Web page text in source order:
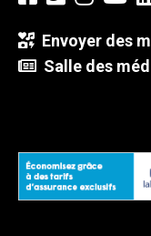
Envoyer des
Salle des